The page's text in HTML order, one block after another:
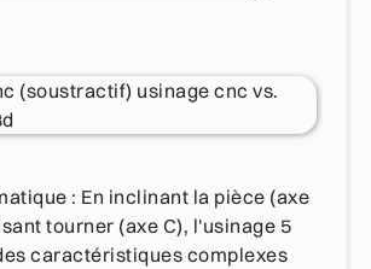
: En inclinant la pièce (axe
tourner (axe C), l'usinage 5
caractéristiques complexes